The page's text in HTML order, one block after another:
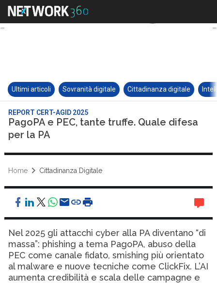
Ultimi articoli Sovranità digitale Cittadinanza digitale
REPORT CERT-AGID 2025
PagoPA e PEC, tante truffe. Quale difesa
per la PA
Home Cittadinanza Digitale
Nel 2025 gli attacchi cyber alla PA diventano “di
massa”: phishing a tema PagoPA, abuso della
PEC come canale fidato, smishing più orientato
al malware e nuove tecniche come ClickFix. L’AI
aumenta credibilità e scala delle campagne e